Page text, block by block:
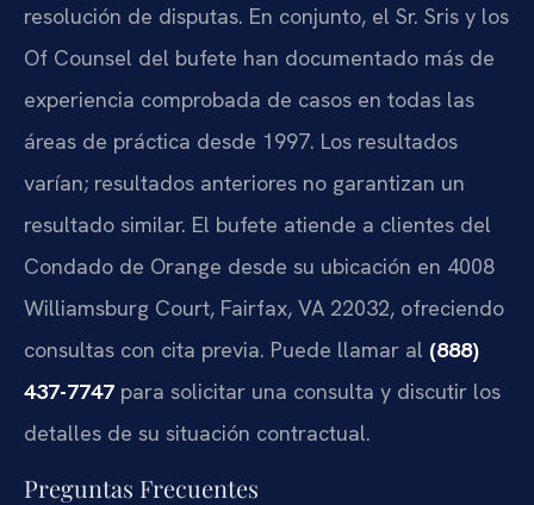
resolución de disputas. En conjunto, el Sr. Sris y los
Of Counsel del bufete han documentado más de
experiencia comprobada de casos en todas las
áreas de práctica desde 1997. Los resultados
varían; resultados anteriores no garantizan un
resultado similar. El bufete atiende a clientes del
Condado de Orange desde su ubicación en 4008
Williamsburg Court, Fairfax, VA 22032, ofreciendo
consultas con cita previa. Puede llamar al (888)
437-7747 para solicitar una consulta y discutir los
detalles de su situación contractual.
Preguntas Frecuentes